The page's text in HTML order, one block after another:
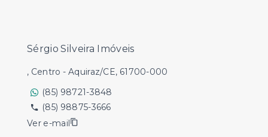
Sérgio Silveira Imóveis
, Centro - Aquiraz/CE, 61700-000
(85) 98721-3848
(85) 98875-3666
Ver e-mail